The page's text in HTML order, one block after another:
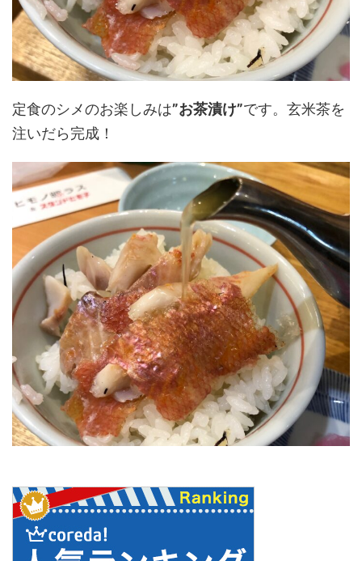
定食のシメのお楽しみは”お茶漬け”です。玄米茶を
注いだら完成！